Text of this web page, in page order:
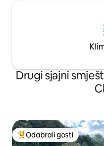
Drugi sjajni
Među najviše
Odabrali gosti